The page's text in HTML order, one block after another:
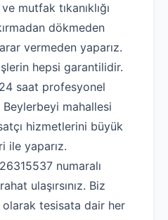
ve mutfak tıkanıklığı
dökmeden
vermeden yaparız.
hepsi garantilidir.
saat profesyonel
mahallesi
hizmetlerini büyük
ile yaparız.
numaralı
ulaşırsınız. Biz
olarak tesisata dair her